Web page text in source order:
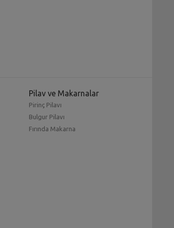
Pilav ve Makarnalar
Pirinç Pilavı
Bulgur Pilavı
Fırında Makarna